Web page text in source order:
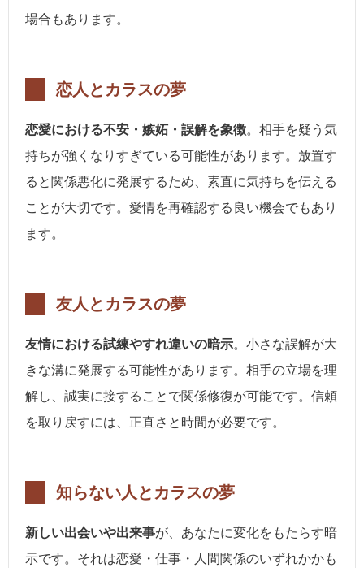
場合もあります。
恋人とカラスの夢
恋愛における不安・嫉妬・誤解を象徴。相手を疑う気
持ちが強くなりすぎている可能性があります。放置す
ると関係悪化に発展するため、素直に気持ちを伝える
ことが大切です。愛情を再確認する良い機会でもあり
ます。
友人とカラスの夢
友情における試練やすれ違いの暗示。小さな誤解が大
きな溝に発展する可能性があります。相手の立場を理
解し、誠実に接することで関係修復が可能です。信頼
を取り戻すには、正直さと時間が必要です。
知らない人とカラスの夢
新しい出会いや出来事が、あなたに変化をもたらす暗
示です。それは恋愛・仕事・人間関係のいずれかかも